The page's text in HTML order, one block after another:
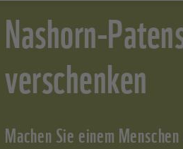
Nashorn-
verschenken
Machen Sie einem